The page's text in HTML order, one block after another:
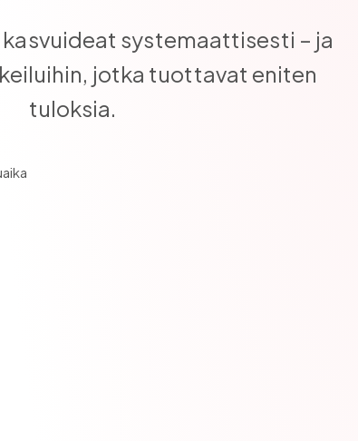
systemaattisesti – ja
jotka tuottavat eniten
tuloksia.
Impact (vaikutus), Confidence